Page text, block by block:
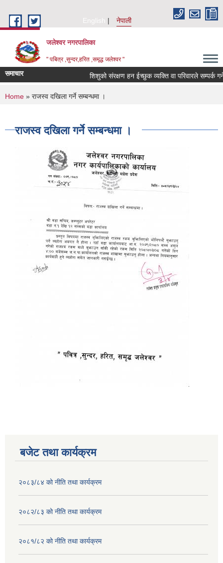
English
नेपाली
जलेश्वर नगरपालिका
" पबित्र ,सुन्दर,हरित ,समृद्ध जलेश्वर "
समाचार शिशुको संरक्षण हन ईच्छुक व्यक्ति वा परिवारले सम्पर्क गर्नें
You are here
Home » राजस्व दखिला गर्ने सम्बन्धमा ।
राजस्व दखिला गर्ने सम्बन्धमा ।
बजेट तथा कार्यक्रम
२०८३/८४ को नीति तथा कार्यक्रम
२०८२/८३ को नीति तथा कार्यक्रम
२०८१/८२ को नीति तथा कार्यक्रम